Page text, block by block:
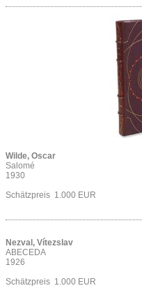
Wilde, Oscar
Salomé
1930
Schätzpreis 1.000 EUR
Nezval, Vítezslav
ABECEDA
1926
Schätzpreis 1.000 EUR